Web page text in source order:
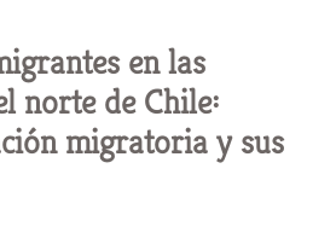
en las
norte de Chile:
migratoria y sus